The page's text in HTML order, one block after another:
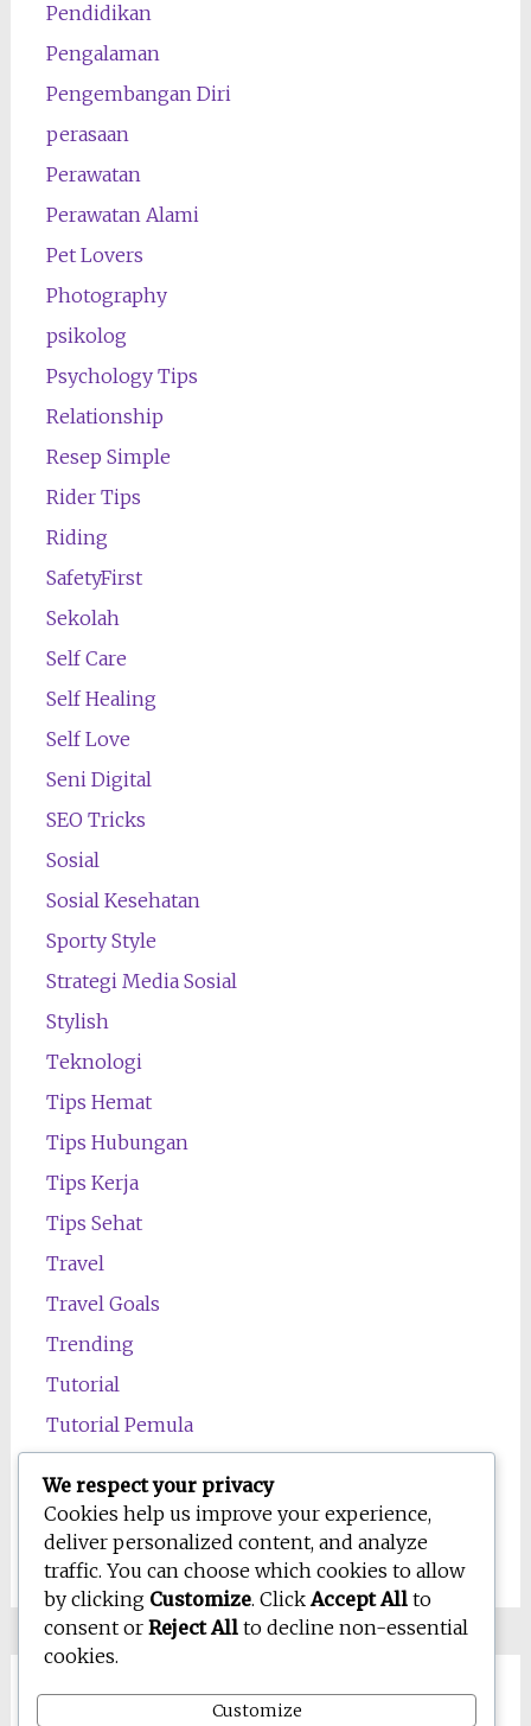
Pendidikan
Pengalaman
Pengembangan Diri
perasaan
Perawatan
Perawatan Alami
Pet Lovers
Photography
psikolog
Psychology Tips
Relationship
Resep Simple
Rider Tips
Riding
SafetyFirst
Sekolah
Self Care
Self Healing
Self Love
Seni Digital
SEO Tricks
Sosial
Sosial Kesehatan
Sporty Style
Strategi Media Sosial
Stylish
Teknologi
Tips Hemat
Tips Hubungan
Tips Kerja
Tips Sehat
Travel
Travel Goals
Trending
Tutorial
Tutorial Pemula
Wawasan
Wellness
We respect your privacy
Cookies help us improve your experience,
deliver personalized content, and analyze
traffic. You can choose which cookies to allow
by clicking Customize. ClickAccept All to
consent or Reject All to decline non-essential
cookies.
Customize